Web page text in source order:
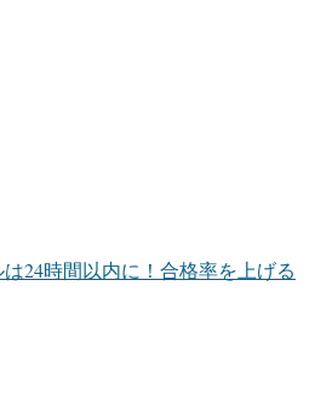
24時間以内に！合格率を上げる